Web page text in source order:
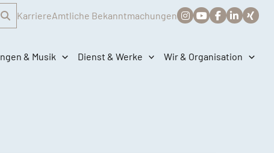
KarriereAmtliche Bekanntmachungen
& Musik Dienst & Werke Wir & Organisation